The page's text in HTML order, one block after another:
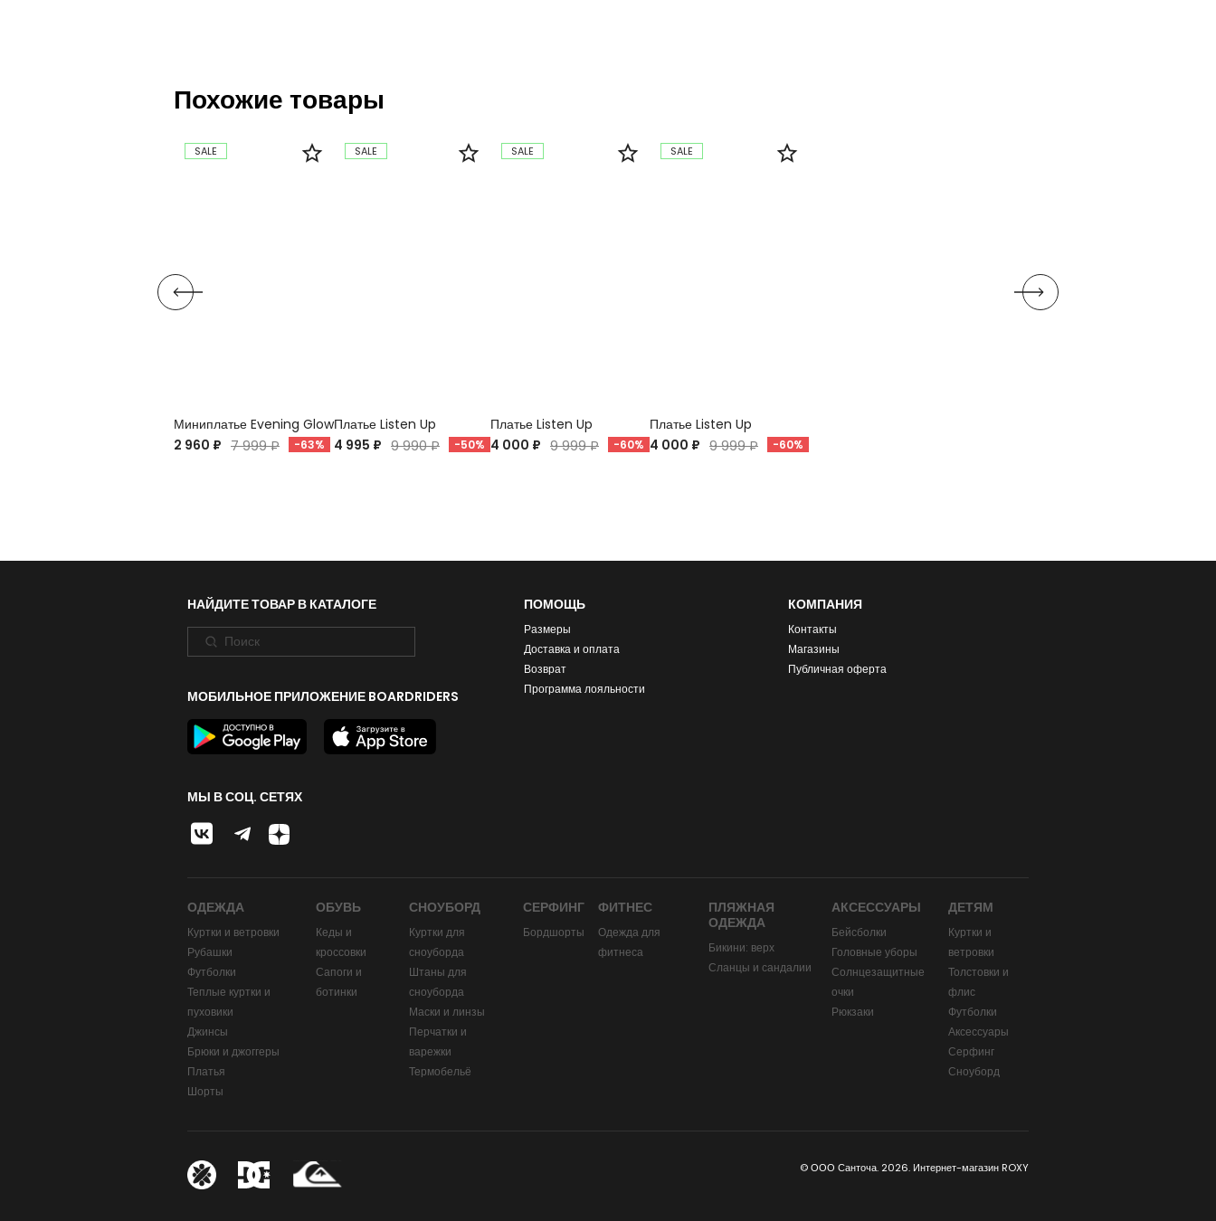
Похожие товары
SALE
Миниплатье Evening Glow
2 960 ₽ 7 999 ₽ -63%
SALE
Платье Listen Up
4 995 ₽ 9 990 ₽ -50%
SALE
Платье Listen Up
4 000 ₽ 9 999 ₽ -60%
SALE
Платье Listen Up
4 000 ₽ 9 999 ₽ -60%
НАЙДИТЕ ТОВАР В КАТАЛОГЕ
МОБИЛЬНОЕ ПРИЛОЖЕНИЕ BOARDRIDERS
МЫ В СОЦ. СЕТЯХ
ПОМОЩЬ
Размеры
Доставка и оплата
Возврат
Программа лояльности
КОМПАНИЯ
Контакты
Магазины
Публичная оферта
ОДЕЖДА
Куртки и ветровки
Рубашки
Футболки
Теплые куртки и
пуховики
Джинсы
Брюки и джоггеры
Платья
Шорты
ОБУВЬ
Кеды и
кроссовки
Сапоги и
ботинки
СНОУБОРД
Куртки для
сноуборда
Штаны для
сноуборда
Маски и линзы
Перчатки и
варежки
Термобельё
СЕРФИНГ
Бордшорты
ФИТНЕС
Одежда для
фитнеса
ПЛЯЖНАЯ
ОДЕЖДА
Бикини: верх
Сланцы и сандалии
АКСЕССУАРЫ
Бейсболки
Головные уборы
Солнцезащитные
очки
Рюкзаки
ДЕТЯМ
Куртки и
ветровки
Толстовки и
флис
Футболки
Аксессуары
Серфинг
Сноуборд
© ООО Санточа. 2026. Интернет-магазин ROXY